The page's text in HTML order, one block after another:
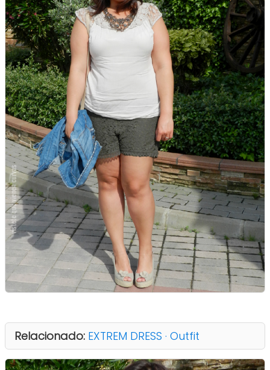
Relacionado: EXTREM DRESS · Outfit